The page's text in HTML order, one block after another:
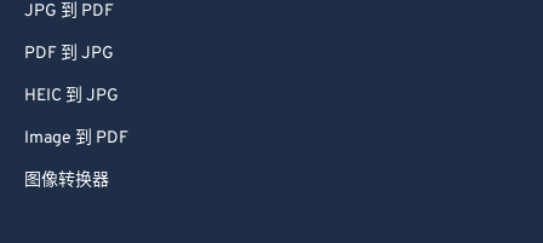
JPG 到 PDF
PDF 到 JPG
HEIC 到 JPG
Image 到 PDF
图像转换器